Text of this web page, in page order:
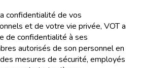
confidentialité de vos
et de votre vie privée, VOT a
de confidentialité à ses
autorisés de son personnel en
mesures de sécurité, employés